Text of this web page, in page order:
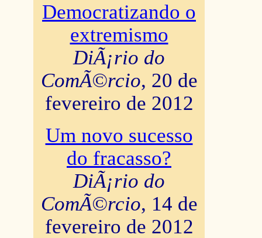
Democratizando o
extremismo
DiÃ¡rio do
ComÃ©rcio, 20 de
fevereiro de 2012
Um novo sucesso
do fracasso?
DiÃ¡rio do
ComÃ©rcio, 14 de
fevereiro de 2012